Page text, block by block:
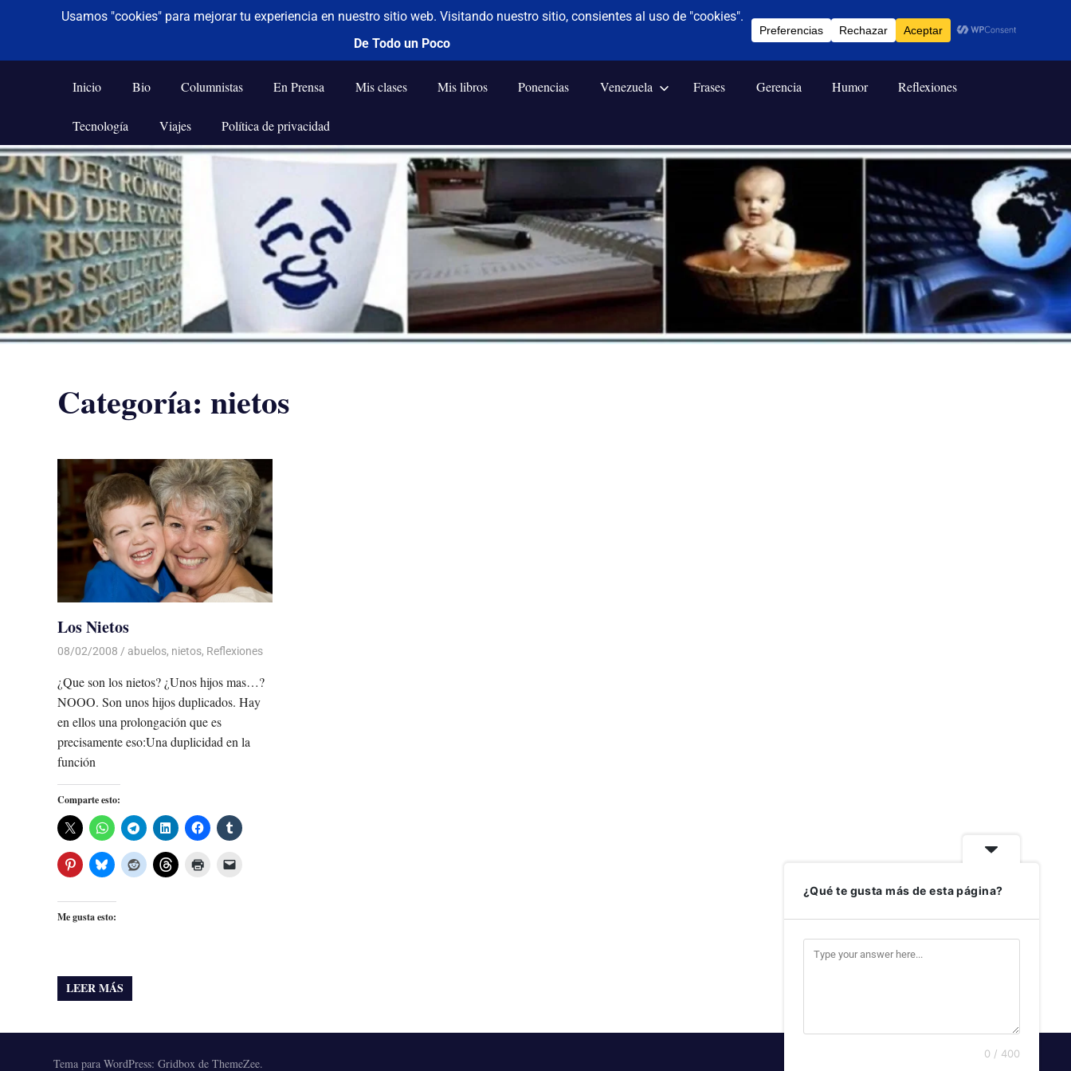
Saltar
al
contenido
De todo un poco
Frases,
Humor,
Tecnología
y
Viajes
Inicio Bio Columnistas En Prensa Mis clases Mis libros Ponencias Venezuela Frases Gerencia Humor Reflexiones
Tecnología Viajes Política de privacidad
Categoría: nietos
Los Nietos
08/02/2008 Luis Castellanos
abuelos, nietos, Reflexiones
¿Que son los nietos? ¿Unos hijos mas…?
NOOO. Son unos hijos duplicados. Hay
en ellos una prolongación que es
precisamente eso:Una duplicidad en la
función
Comparte esto:
Me gusta esto:
LEER MÁS
Tema para WordPress: Gridbox de ThemeZee.
¿Qué te gusta más de esta página?
0 / 400